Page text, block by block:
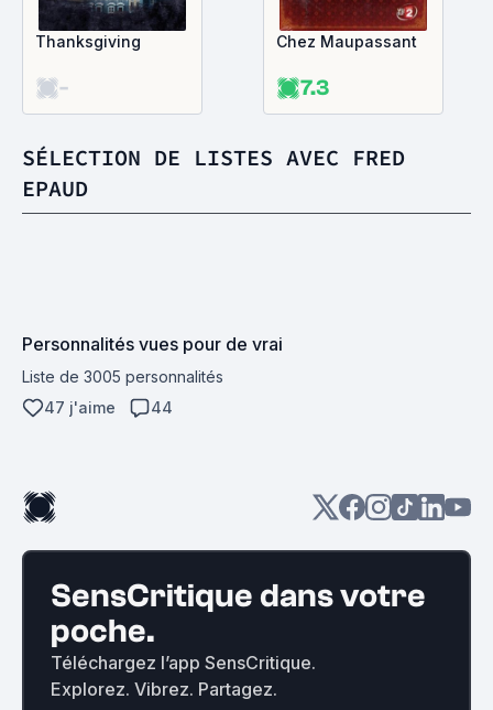
Thanksgiving
-
Chez Maupassant
7.3
SÉLECTION DE LISTES AVEC FRED
EPAUD
Personnalités vues pour de vrai
Liste de 3005 personnalités
47 j'aime
44
SensCritique dans votre
poche.
Téléchargez l’app SensCritique.
Explorez. Vibrez. Partagez.